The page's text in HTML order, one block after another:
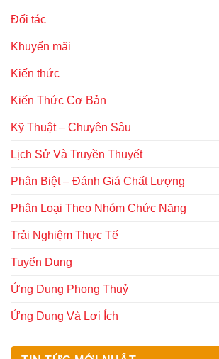
Đối tác
Khuyến mãi
Kiến thức
Kiến Thức Cơ Bản
Kỹ Thuật – Chuyên Sâu
Lịch Sử Và Truyền Thuyết
Phân Biệt – Đánh Giá Chất Lượng
Phân Loại Theo Nhóm Chức Năng
Trải Nghiệm Thực Tế
Tuyển Dụng
Ứng Dụng Phong Thuỷ
Ứng Dụng Và Lợi Ích